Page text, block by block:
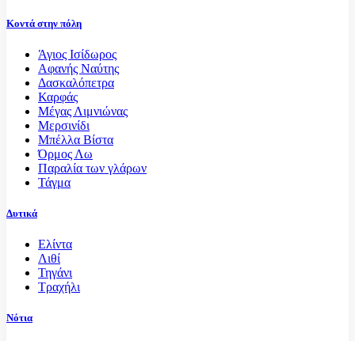
Κοντά στην πόλη
Άγιος Ισίδωρος
Αφανής Ναύτης
Δασκαλόπετρα
Καρφάς
Μέγας Λιμνιώνας
Μερσινίδι
Μπέλλα Βίστα
Όρμος Λω
Παραλία των γλάρων
Τάγμα
Δυτικά
Ελίντα
Λιθί
Τηγάνι
Τραχήλι
Νότια